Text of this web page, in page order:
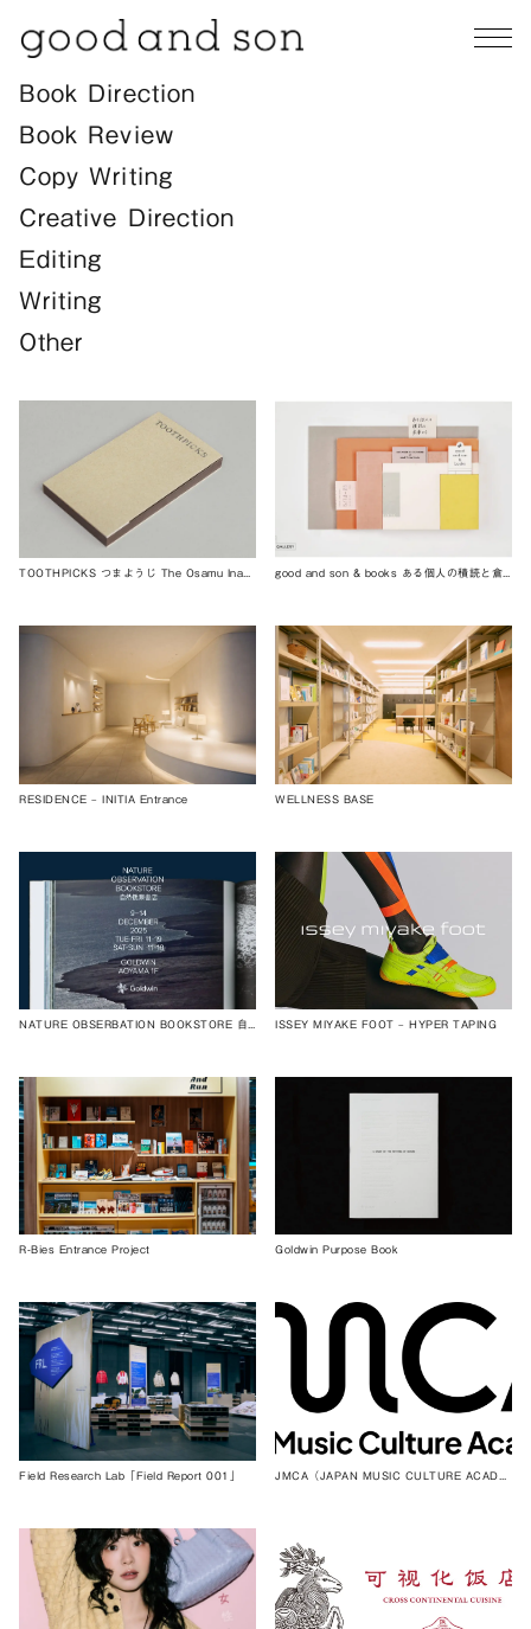
Book Direction
Book Review
Copy Writing
Creative Direction
Editing
Writing
Other
RESIDENCE – INITIA Entrance WELLNESS BASE
ISSEY MIYAKE FOOT – HYPER TAPING
R-Bies Entrance Project Goldwin Purpose Book
Field Research Lab「Field Report 001」